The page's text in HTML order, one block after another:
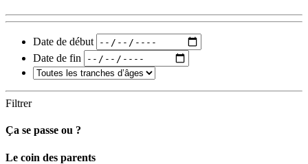
Date de début
Date de fin
Filtrer
Ça se passe ou ?
Carto
Le coin des parents